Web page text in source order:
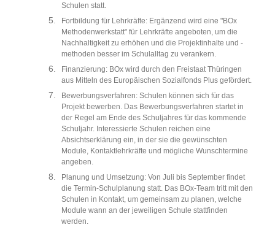
Schulen statt.
Fortbildung für Lehrkräfte: Ergänzend wird eine "BOx
Methodenwerkstatt" für Lehrkräfte angeboten, um die
Nachhaltigkeit zu erhöhen und die Projektinhalte und -
methoden besser im Schulalltag zu verankern.
Finanzierung: BOx wird durch den Freistaat Thüringen
aus Mitteln des Europäischen Sozialfonds Plus gefördert.
Bewerbungsverfahren: Schulen können sich für das
Projekt bewerben. Das Bewerbungsverfahren startet in
der Regel am Ende des Schuljahres für das kommende
Schuljahr. Interessierte Schulen reichen eine
Absichtserklärung ein, in der sie die gewünschten
Module, Kontaktlehrkräfte und mögliche Wunschtermine
angeben.
Planung und Umsetzung: Von Juli bis September findet
die Termin-Schulplanung statt. Das BOx-Team tritt mit den
Schulen in Kontakt, um gemeinsam zu planen, welche
Module wann an der jeweiligen Schule stattfinden
werden.